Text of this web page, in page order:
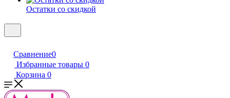
Остатки со скидкой
Сравнение0
Избранные товары 0
Корзина 0